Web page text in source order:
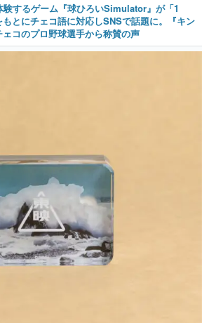
験するゲーム『球ひろいSimulator』が「1
とにチェコ語に対応しSNSで話題に。『キン
コのプロ野球選手から称賛の声